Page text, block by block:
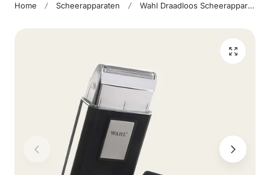
Home Scheerapparaten Wahl Draadloos Scheerapparaat